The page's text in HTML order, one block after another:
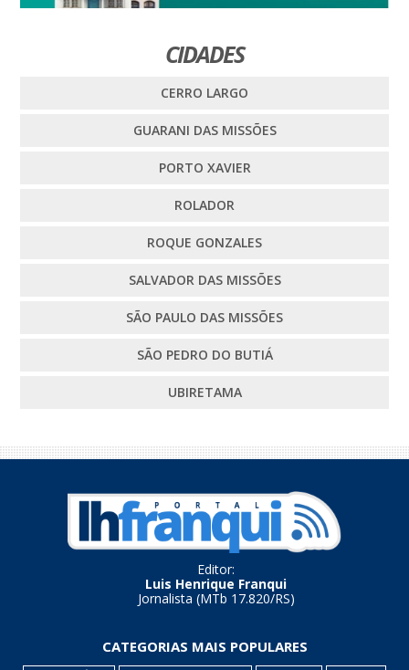
CIDADES
CERRO LARGO
GUARANI DAS MISSÕES
PORTO XAVIER
ROLADOR
ROQUE GONZALES
SALVADOR DAS MISSÕES
SÃO PAULO DAS MISSÕES
SÃO PEDRO DO BUTIÁ
UBIRETAMA
Editor:
Luis Henrique Franqui
Jornalista (MTb 17.820/RS)
CATEGORIAS MAIS POPULARES